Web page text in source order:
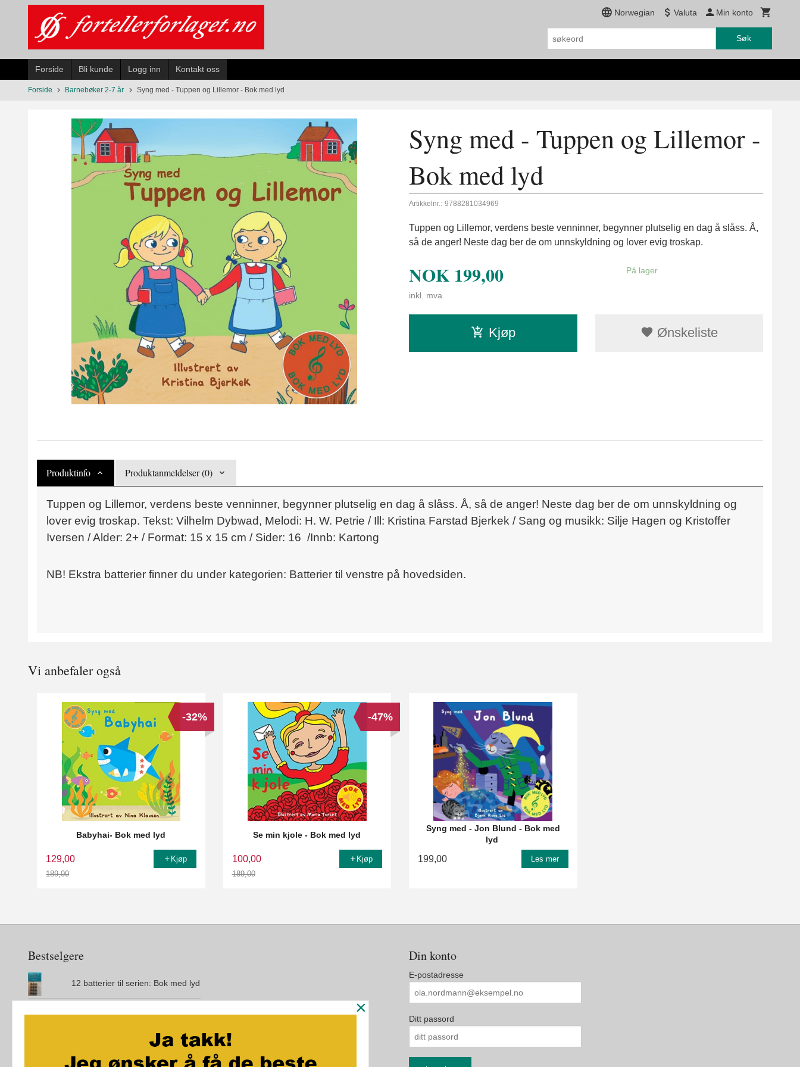
innholdet
Norwegian Valuta Min konto
Søk
Forside Bli kunde Logg inn Kontakt oss
Forside Barnebøker 2-7 år Syng med - Tuppen og Lillemor - Bok med lyd
Syng med - Tuppen og Lillemor -
Bok med lyd
Artikkelnr.: 9788281034969
Tuppen og Lillemor, verdens beste venninner, begynner plutselig en dag å slåss. Å,
så de anger! Neste dag ber de om unnskyldning og lover evig troskap.
NOK 199,00
inkl. mva.
På lager
Kjøp Ønskeliste
Produktinfo Produktanmeldelser (0)
Tuppen og Lillemor, verdens beste venninner, begynner plutselig en dag å slåss. Å, så de anger! Neste dag ber de om unnskyldning og
lover evig troskap. Tekst: Vilhelm Dybwad, Melodi: H. W. Petrie / Ill: Kristina Farstad Bjerkek / Sang og musikk: Silje Hagen og Kristoffer
Iversen / Alder: 2+ / Format: 15 x 15 cm / Sider: 16 /Innb: Kartong
NB! Ekstra batterier finner du under kategorien: Batterier til venstre på hovedsiden.
Vi anbefaler også
Babyhai- Bok med lyd
129,00
189,00
-32%
Kjøp
Se min kjole - Bok med lyd
100,00
189,00
-47%
Kjøp
Syng med - Jon Blund - Bok med
lyd
199,00 Les mer
Bestselgere
12 batterier til serien: Bok med lyd
Den magiske øya
City Maze - London - Brettspill
Din konto
E-postadresse
Ditt passord
×